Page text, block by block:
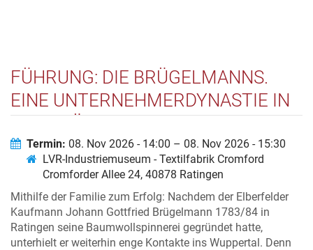
FÜHRUNG: DIE BRÜGELMANNS.
EINE UNTERNEHMERDYNASTIE IN
Termin: 08. Nov 2026 - 14:00 – 08. Nov 2026 - 15:30
LVR-Industriemuseum - Textilfabrik Cromford
Cromforder Allee 24, 40878 Ratingen
Mithilfe der Familie zum Erfolg: Nachdem der Elberfelder
Kaufmann Johann Gottfried Brügelmann 1783/84 in
Ratingen seine Baumwollspinnerei gegründet hatte,
unterhielt er weiterhin enge Kontakte ins Wuppertal. Denn